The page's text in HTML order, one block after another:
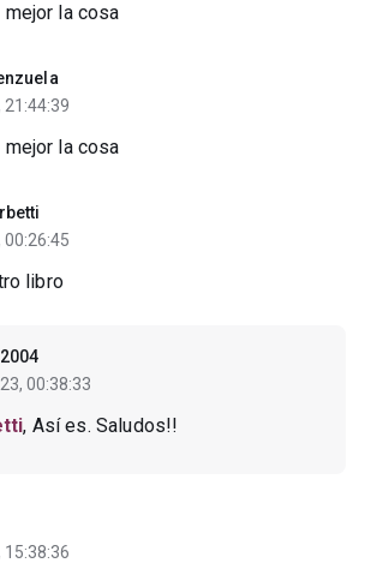
la cosa
21:44:39
la cosa
00:26:45
libro
00:38:33
, Así es. Saludos!!
15:38:36